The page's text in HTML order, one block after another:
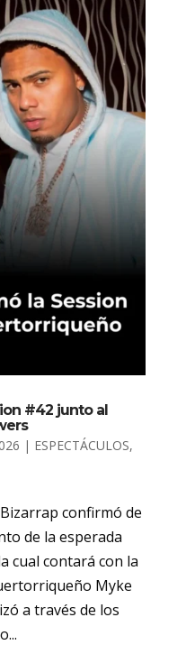
#42 junto al
| ESPECTÁCULOS,
confirmó de
de la esperada
cual contará con la
Myke
a través de los